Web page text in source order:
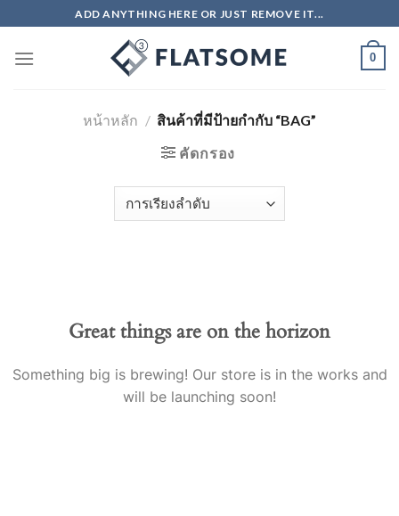
to
content
ADD ANYTHING HERE OR JUST REMOVE IT...
0
หน้าหลัก / สินค้าที่มีป้ายกำกับ “BAG”
คัดกรอง
Great things are on the horizon
Something big is brewing! Our store is in the works and
will be launching soon!